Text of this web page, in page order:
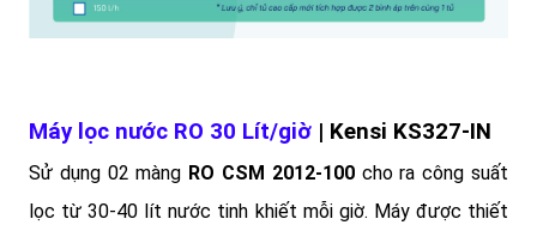
Máy lọc nước RO 30 Lít/giờ | Kensi KS327-IN
Sử dụng 02 màng RO CSM 2012-100cho ra công suất
lọc từ 30-40 lít nước tinh khiết mỗi giờ. Máy được thiết